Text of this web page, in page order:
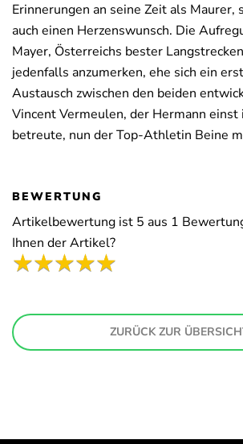
Erinnerungen an seine Zeit als Maurer,
auch einen Herzenswunsch. Die
Mayer, Österreichs bester
jedenfalls anzumerken, ehe sich ein
Austausch zwischen den beiden
Vincent Vermeulen, der Hermann einst
betreute, nun der Top-Athletin Beine
BEWERTUNG
Artikelbewertung ist 5 aus 1
Ihnen der Artikel?
ZURÜCK ZUR